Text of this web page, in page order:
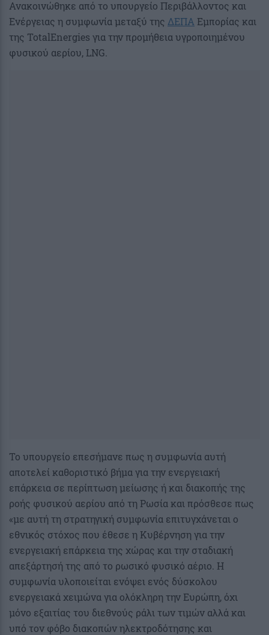
Ανακοινώθηκε από το υπουργείο Περιβάλλοντος και
Ενέργειας η συμφωνία μεταξύ της ΔΕΠΑ Εμπορίας και
της TotalEnergies για την προμήθεια υγροποιημένου
φυσικού αερίου, LNG.
Το υπουργείο επεσήμανε πως η συμφωνία αυτή
αποτελεί καθοριστικό βήμα για την ενεργειακή
επάρκεια σε περίπτωση μείωσης ή και διακοπής της
ροής φυσικού αερίου από τη Ρωσία και πρόσθεσε πως
«με αυτή τη στρατηγική συμφωνία επιτυγχάνεται ο
εθνικός στόχος που έθεσε η Κυβέρνηση για την
ενεργειακή επάρκεια της χώρας και την σταδιακή
απεξάρτησή της από το ρωσικό φυσικό αέριο. Η
συμφωνία υλοποιείται ενόψει ενός δύσκολου
ενεργειακά χειμώνα για ολόκληρη την Ευρώπη, όχι
μόνο εξαιτίας του διεθνούς ράλι των τιμών αλλά και
υπό τον φόβο διακοπών ηλεκτροδότησης και